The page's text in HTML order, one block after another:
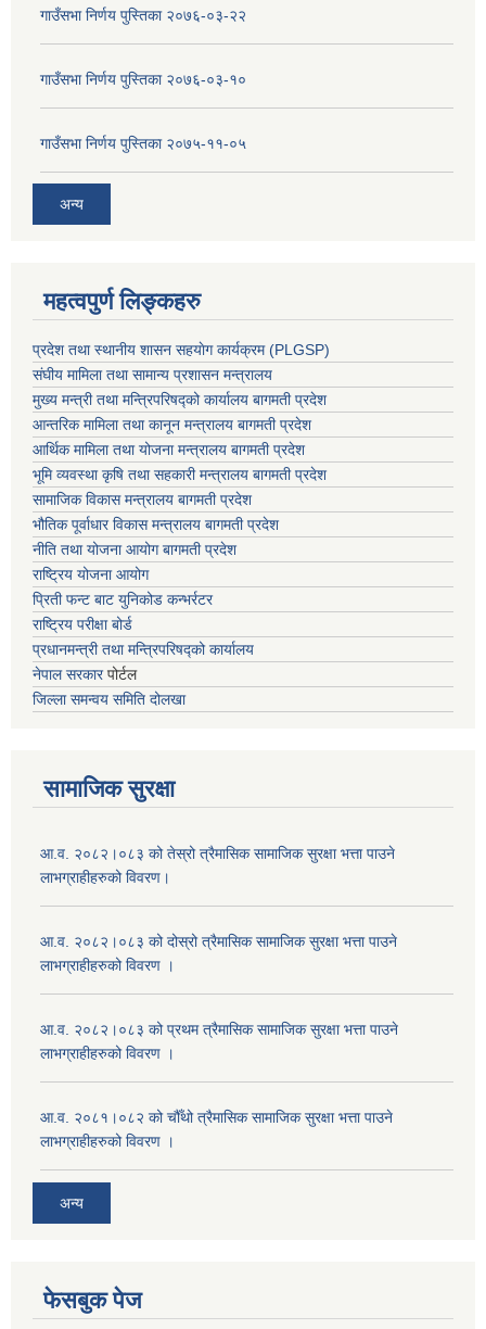
गाउँसभा निर्णय पुस्तिका २०७६-०३-२२
गाउँसभा निर्णय पुस्तिका २०७६-०३-१०
गाउँसभा निर्णय पुस्तिका २०७५-११-०५
अन्य
महत्वपुर्ण लिङ्कहरु
प्रदेश तथा स्थानीय शासन सहयाेग कार्यक्रम (PLGSP)
संघीय मामिला तथा सामान्य प्रशासन मन्त्रालय
मुख्य मन्त्री तथा मन्त्रिपरिषद्को कार्यालय बागमती प्रदेश
आन्तरिक मामिला तथा कानून मन्त्रालय बागमती प्रदेश
आर्थिक मामिला तथा योजना मन्त्रालय बागमती प्रदेश
भूमि व्यवस्था कृषि तथा सहकारी मन्त्रालय बागमती प्रदेश
सामाजिक विकास मन्त्रालय बागमती प्रदेश
भौतिक पूर्वाधार विकास मन्त्रालय बागमती प्रदेश
नीति तथा योजना आयोग बागमती प्रदेश
राष्ट्रिय योजना आयोग
प्रिती फन्ट बाट युनिकोड कन्भर्रटर
राष्ट्रिय परीक्षा बोर्ड
प्रधानमन्त्री तथा मन्त्रिपरिषद्को कार्यालय
नेपाल सरकारपोर्टल
जिल्ला समन्वय समिति दोलखा
सामाजिक सुरक्षा
आ.व. २०८२।०८३ को तेस्रो त्रैमासिक सामाजिक सुरक्षा भत्ता पाउने
लाभग्राहीहरुको विवरण।
आ.व. २०८२।०८३ को दोस्रो त्रैमासिक सामाजिक सुरक्षा भत्ता पाउने
लाभग्राहीहरुको विवरण ।
आ.व. २०८२।०८३ को प्रथम त्रैमासिक सामाजिक सुरक्षा भत्ता पाउने
लाभग्राहीहरुको विवरण ।
आ.व. २०८१।०८२ को चौँथो त्रैमासिक सामाजिक सुरक्षा भत्ता पाउने
लाभग्राहीहरुको विवरण ।
अन्य
फेसबुक पेज